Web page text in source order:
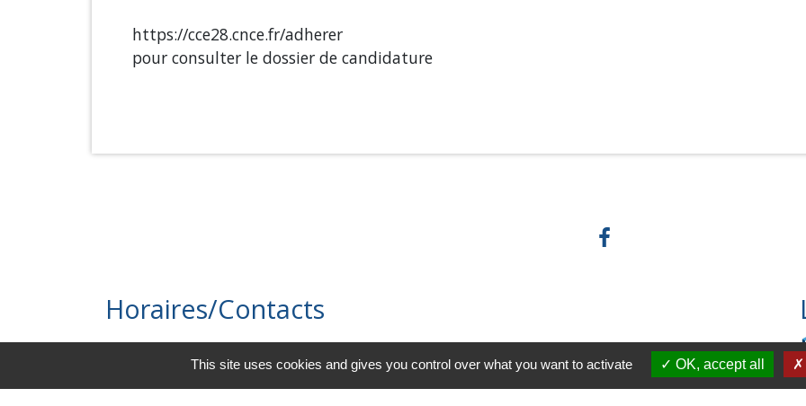
https://cce28.cnce.fr/adherer
pour consulter le dossier de candidature
Horaires/Contacts
Commune de Barjouville
This site uses cookies and gives you control over what you want to activate OK, accept all